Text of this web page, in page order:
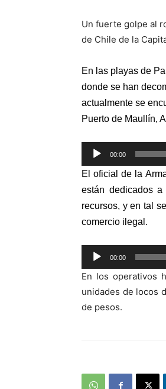
Un fuerte golpe al
de Chile de la
En las playas de
donde se han
actualmente se
Puerto de Maullín,
Reproductor
de
audio
00:00
El oficial de la
están dedicados
recursos, y en tal
comercio ilegal.
Reproductor
de
audio
00:00
En los operativos
unidades de locos
de pesos.